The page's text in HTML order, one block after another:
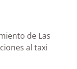
de Las
al taxi